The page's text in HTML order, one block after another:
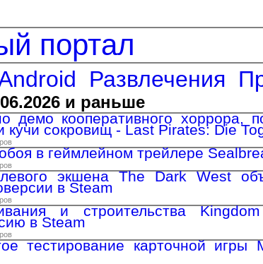
портал
Развлечения
и раньше
демо кооперативного хоррора,
кучи сокровищ - Last Pirates: Die
в геймлейном трейлере
экшена The Dark West
в Steam
и строительства
в Steam
тестирование карточной игры